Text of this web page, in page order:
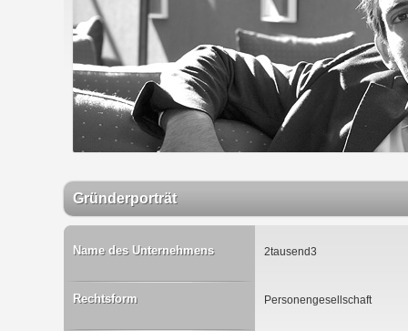
Gründerporträt
Name des Unternehmens 2tausend3
Rechtsform Personengesellschaft